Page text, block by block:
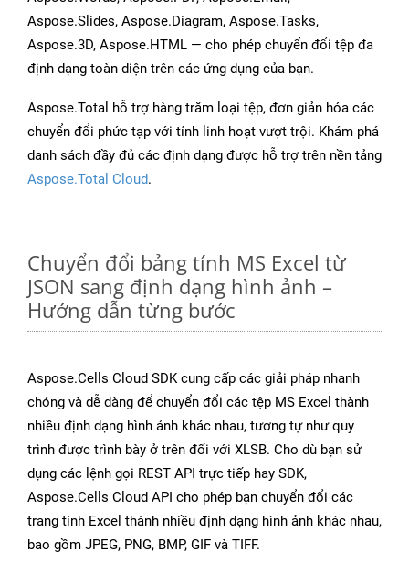
Aspose.Slides, Aspose.Diagram, Aspose.Tasks,
Aspose.3D, Aspose.HTML — cho phép chuyển đổi tệp đa
định dạng toàn diện trên các ứng dụng của bạn.
Aspose.Total hỗ trợ hàng trăm loại tệp, đơn giản hóa các
chuyển đổi phức tạp với tính linh hoạt vượt trội. Khám phá
danh sách đầy đủ các định dạng được hỗ trợ trên nền tảng
Aspose.Total Cloud.
Chuyển đổi bảng tính MS Excel từ
JSON sang định dạng hình ảnh –
Hướng dẫn từng bước
Aspose.Cells Cloud SDK cung cấp các giải pháp nhanh
chóng và dễ dàng để chuyển đổi các tệp MS Excel thành
nhiều định dạng hình ảnh khác nhau, tương tự như quy
trình được trình bày ở trên đối với XLSB. Cho dù bạn sử
dụng các lệnh gọi REST API trực tiếp hay SDK,
Aspose.Cells Cloud API cho phép bạn chuyển đổi các
trang tính Excel thành nhiều định dạng hình ảnh khác nhau,
bao gồm JPEG, PNG, BMP, GIF và TIFF.